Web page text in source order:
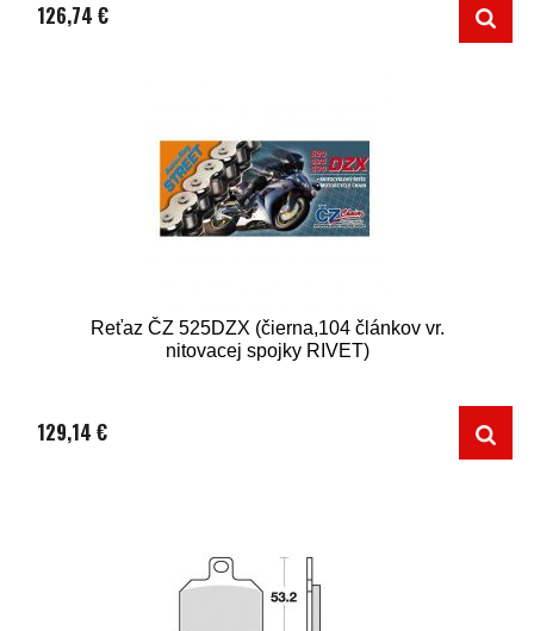
126,74 €
Reťaz ČZ 525DZX (čierna,104 článkov vr.
nitovacej spojky RIVET)
129,14 €